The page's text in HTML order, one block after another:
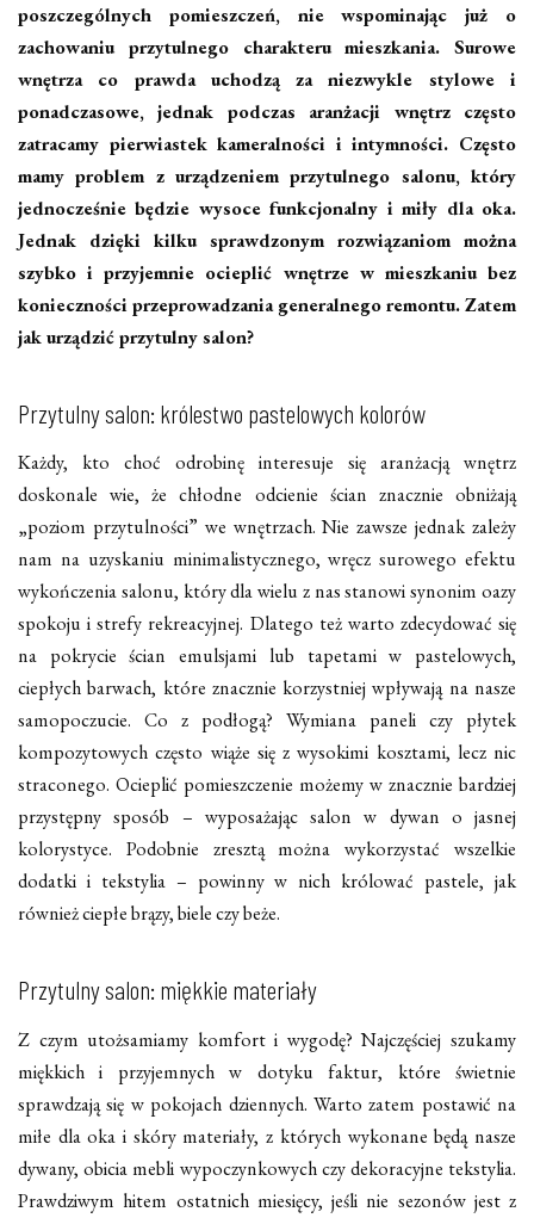
poszczególnych pomieszczeń, nie wspominając już o
zachowaniu przytulnego charakteru mieszkania. Surowe
wnętrza co prawda uchodzą za niezwykle stylowe i
ponadczasowe, jednak podczas aranżacji wnętrz często
zatracamy pierwiastek kameralności i intymności. Często
mamy problem z urządzeniem przytulnego salonu, który
jednocześnie będzie wysoce funkcjonalny i miły dla oka.
Jednak dzięki kilku sprawdzonym rozwiązaniom można
szybko i przyjemnie ocieplić wnętrze w mieszkaniu bez
konieczności przeprowadzania generalnego remontu. Zatem
jak urządzić przytulny salon?
Przytulny salon: królestwo pastelowych kolorów
Każdy, kto choć odrobinę interesuje się aranżacją wnętrz
doskonale wie, że chłodne odcienie ścian znacznie obniżają
„poziom przytulności” we wnętrzach. Nie zawsze jednak zależy
nam na uzyskaniu minimalistycznego, wręcz surowego efektu
wykończenia salonu, który dla wielu z nas stanowi synonim oazy
spokoju i strefy rekreacyjnej. Dlatego też warto zdecydować się
na pokrycie ścian emulsjami lub tapetami w pastelowych,
ciepłych barwach, które znacznie korzystniej wpływają na nasze
samopoczucie. Co z podłogą? Wymiana paneli czy płytek
kompozytowych często wiąże się z wysokimi kosztami, lecz nic
straconego. Ocieplić pomieszczenie możemy w znacznie bardziej
przystępny sposób – wyposażając salon w dywan o jasnej
kolorystyce. Podobnie zresztą można wykorzystać wszelkie
dodatki i tekstylia – powinny w nich królować pastele, jak
również ciepłe brązy, biele czy beże.
Przytulny salon: miękkie materiały
Z czym utożsamiamy komfort i wygodę? Najczęściej szukamy
miękkich i przyjemnych w dotyku faktur, które świetnie
sprawdzają się w pokojach dziennych. Warto zatem postawić na
miłe dla oka i skóry materiały, z których wykonane będą nasze
dywany, obicia mebli wypoczynkowych czy dekoracyjne tekstylia.
Prawdziwym hitem ostatnich miesięcy, jeśli nie sezonów jest z